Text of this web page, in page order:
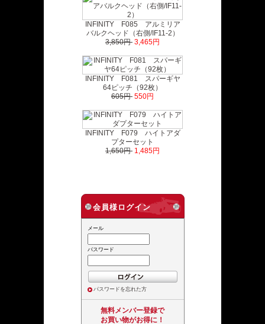
INFINITY F085 アルミリア
バルクヘッド（右側/IF11-2）
3,850円 3,465円
INFINITY F081 スパーギヤ
64ピッチ（92枚）
605円 550円
INFINITY F079 ハイトアダ
プターセット
1,650円 1,485円
会員様ログイン
メール
パスワード
パスワードを忘れた方
無料メンバー登録で
お買い物がお得に！